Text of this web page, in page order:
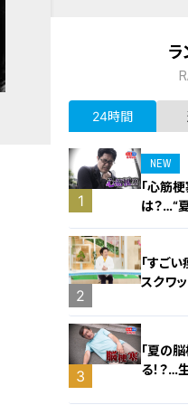
ラ
24時間
1
NEW
「心筋
は？…“
に！発
2
「すご
スクワ
3
「夏の
る！？…